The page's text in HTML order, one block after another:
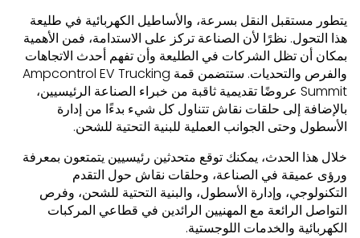
يتطور مستقبل النقل بسرعة، والأساطيل الكهربائية في طليعة
هذا التحول. نظرًا لأن الصناعة تركز على الاستدامة، فمن الأهمية
بمكان أن تظل الشركات في الطليعة وأن تفهم أحدث الاتجاهات
والفرص والتحديات. ستتضمن قمة Ampcontrol EV Trucking
Summit عروضًا تقديمية ثاقبة من خبراء الصناعة الرئيسيين،
بالإضافة إلى حلقات نقاش تتناول كل شيء بدءًا من إدارة
الأسطول وحتى الجوانب العملية للبنية التحتية للشحن.
خلال هذا الحدث، يمكنك توقع متحدثين رئيسيين يتمتعون بمعرفة
ورؤى عميقة في الصناعة، وحلقات نقاش حول التقدم
التكنولوجي، وإدارة الأسطول، والبنية التحتية للشحن، وفرص
التواصل الرائعة مع المهنيين الرائدين في قطاعي المركبات
الكهربائية والخدمات اللوجستية.